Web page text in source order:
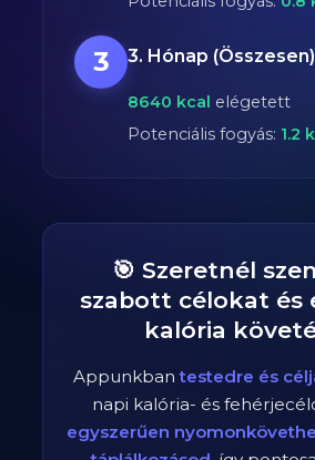
3 3. Hónap (Összesen)
8640 kcal elégetett
Potenciális fogyás: 1.2
🎯 Szeretnél
szabott célokat és
kalória
Appunkbantestedre és
napi kalória- és
egyszerűen